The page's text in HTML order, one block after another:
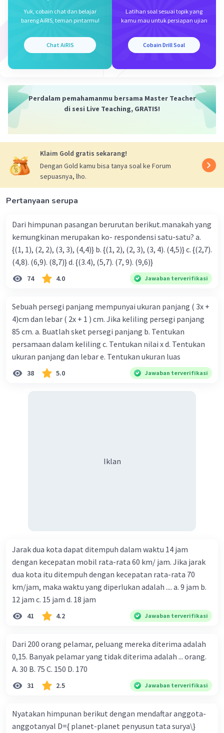
Yuk, cobain chat dan belajar
bareng AiRIS, teman pintarmu!
Chat AiRIS
Latihan soal sesuai topik yang
kamu mau untuk persiapan ujian
Cobain Drill Soal
Perdalam pemahamanmu bersama Master Teacher
di sesi Live Teaching, GRATIS!
Klaim Gold gratis sekarang!
Dengan Gold kamu bisa tanya soal ke Forum
sepuasnya, lho.
Pertanyaan serupa
Dari himpunan pasangan berurutan berikut.manakah yang
kemungkinan merupakan ko- respondensi satu-satu? a.
{(1, 1), (2, 2), (3, 3), (4,4)} b. {(1, 2), (2, 3), (3, 4). (4,5)} c. {(2,7).
(4,8). (6,9). (8,7)} d. {(3.4), (5,7). (7, 9). (9,6)}
74 4.0 Jawaban terverifikasi
Sebuah persegi panjang mempunyai ukuran panjang ( 3x +
4)cm dan lebar ( 2x + 1 ) cm. Jika keliling persegi panjang
85 cm. a. Buatlah sket persegi panjang b. Tentukan
persamaan dalam keliling c. Tentukan nilai x d. Tentukan
ukuran panjang dan lebar e. Tentukan ukuran luas
38 5.0 Jawaban terverifikasi
Iklan
Jarak dua kota dapat ditempuh dalam waktu 14 jam
dengan kecepatan mobil rata-rata 60 km/ jam. Jika jarak
dua kota itu ditempuh dengan kecepatan rata-rata 70
km/jam, maka waktu yang diperlukan adalah .... a. 9 jam b.
12 jam c. 15 jam d. 18 jam
41 4.2 Jawaban terverifikasi
Dari 200 orang pelamar, peluang mereka diterima adalah
0,15. Banyak pelamar yang tidak diterima adalah ... orang.
A. 30 B. 75 C. 150 D. 170
31 2.5 Jawaban terverifikasi
Nyatakan himpunan berikut dengan mendaftar anggota-
anggotanyal D={ planet-planet penyusun tata surya\}